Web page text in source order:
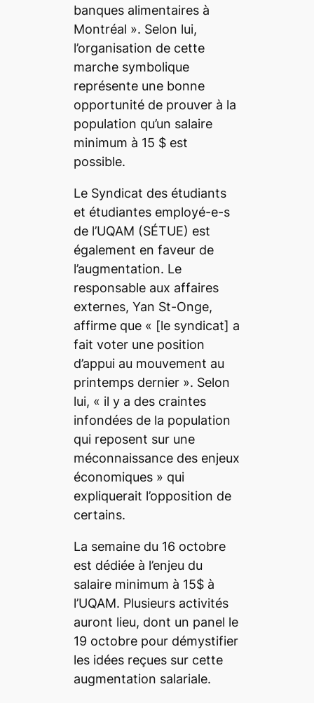
banques alimentaires à
Montréal ». Selon lui,
l’organisation de cette
marche symbolique
représente une bonne
opportunité de prouver à la
population qu’un salaire
minimum à 15 $ est
possible.
Le Syndicat des étudiants
et étudiantes employé-e-s
de l’UQAM (SÉTUE) est
également en faveur de
l’augmentation. Le
responsable aux affaires
externes, Yan St-Onge,
affirme que « [le syndicat] a
fait voter une position
d’appui au mouvement au
printemps dernier». Selon
lui, « il y a des craintes
infondées de la population
qui reposent sur une
méconnaissance des enjeux
économiques» qui
expliquerait l’opposition de
certains.
La semaine du 16 octobre
est dédiée à l’enjeu du
salaire minimum à 15$ à
l’UQAM. Plusieurs activités
auront lieu, dont un panel le
19 octobre pour démystifier
les idées reçues sur cette
augmentation salariale.